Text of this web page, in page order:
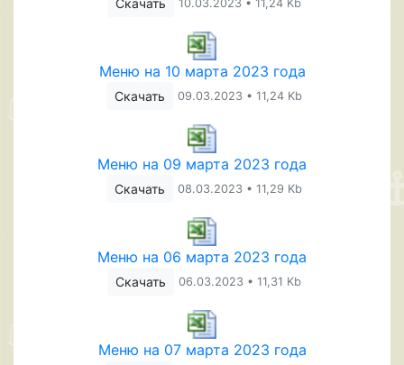
10.03.2023 • 11,24 Kb
Меню на 10 марта 2023 года
Скачать 09.03.2023 • 11,24 Kb
Меню на 09 марта 2023 года
Скачать 08.03.2023 • 11,29 Kb
Меню на 06 марта 2023 года
Скачать 06.03.2023 • 11,31 Kb
Меню на 07 марта 2023 года